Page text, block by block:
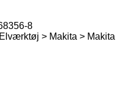
8
> Makita > Makita